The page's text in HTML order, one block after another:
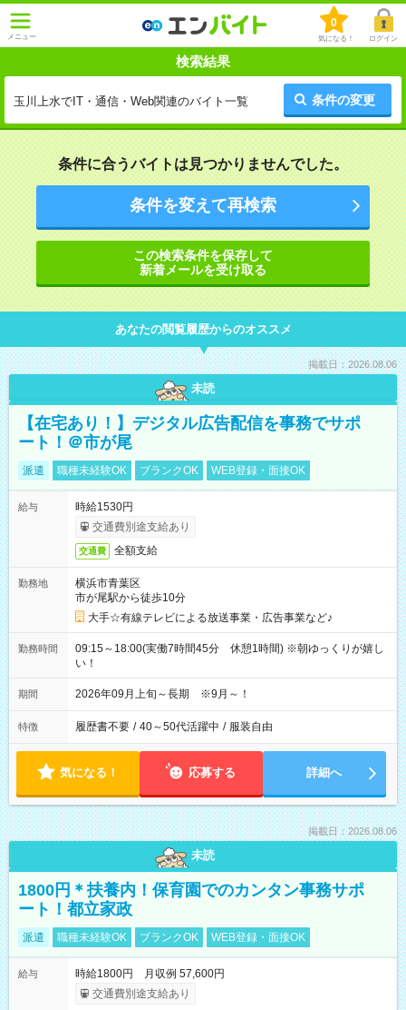
メニュー
0
気になる！ ログイン
検索結果
玉川上水でIT・通信・Web関連のバイト一覧 条件の変更
条件に合うバイトは見つかりませんでした。
条件を変えて再検索
この検索条件を保存して
新着メールを受け取る
あなたの閲覧履歴からのオススメ
掲載日：2026.08.06
未読
【在宅あり！】デジタル広告配信を事務でサポ
ート！＠市が尾
派遣 職種未経験OK ブランクOK WEB登録・面接OK
給与
時給1530円
交通費別途支給あり
交通費 全額支給
勤務地
横浜市青葉区
市が尾駅から徒歩10分
大手☆有線テレビによる放送事業・広告事業など♪
勤務時間
09:15～18:00(実働7時間45分 休憩1時間) ※朝ゆっくりが嬉し
い！
期間 2026年09月上旬～長期 ※9月～！
特徴 履歴書不要 / 40～50代活躍中 / 服装自由
気になる！ 応募する 詳細へ
掲載日：2026.08.06
未読
1800円＊扶養内！保育園でのカンタン事務サポ
ート！都立家政
派遣 職種未経験OK ブランクOK WEB登録・面接OK
給与
時給1800円 月収例 57,600円
交通費別途支給あり